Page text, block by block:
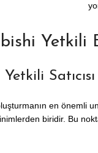
Yetkili
en önemli
biridir. Bu